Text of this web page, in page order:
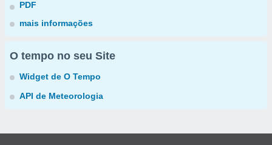
PDF
mais informações
O tempo no seu Site
Widget de O Tempo
API de Meteorologia